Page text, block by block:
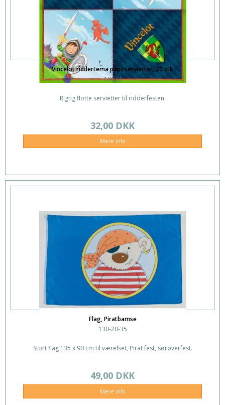
Vincelot riddertema papirservietter, 20 stk
10637
Rigtig flotte servietter til ridderfesten.
32,00 DKK
Mere info
Flag, Piratbamse
130-20-35
Stort flag 135 x 90 cm til værelset, Pirat fest, sørøverfest.
49,00 DKK
Mere info